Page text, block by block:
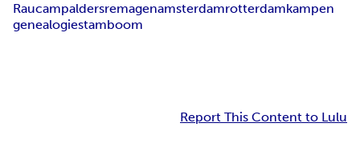
Raucampaldersremagenamsterdamrotterdamkampen
genealogiestamboom
Report This Content to Lulu